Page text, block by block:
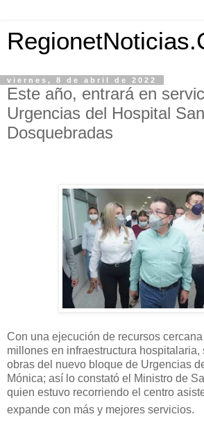
viernes, 8 de abril de 2022
Este año, entrará en
Urgencias del Hospital
Dosquebradas
Con una ejecución de recursos
millones en infraestructura
obras del nuevo bloque de Urgencias
Mónica; así lo constató el Ministro de
quien estuvo recorriendo el centro
expande con más y mejores servicios.